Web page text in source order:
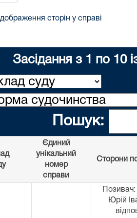
сторін у справі
Засідання з 1 по 10
Пошук:
Єдиний
унікальний
номер
справи
Сторони
Юрій